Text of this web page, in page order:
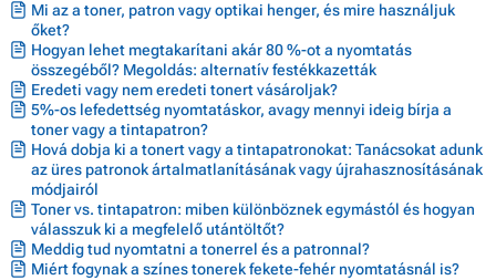
Mi az a toner, patron vagy optikai henger, és mire használjuk
őket?
Hogyan lehet megtakarítani akár 80 %-ot a nyomtatás
összegéből? Megoldás: alternatív festékkazetták
Eredeti vagy nem eredeti tonert vásároljak?
5%-os lefedettség nyomtatáskor, avagy mennyi ideig bírja a
toner vagy a tintapatron?
Hová dobja ki a tonert vagy a tintapatronokat: Tanácsokat adunk
az üres patronok ártalmatlanításának vagy újrahasznosításának
módjairól
Toner vs. tintapatron: miben különböznek egymástól és hogyan
válasszuk ki a megfelelő utántöltőt?
Meddig tud nyomtatni a tonerrel és a patronnal?
Miért fogynak a színes tonerek fekete-fehér nyomtatásnál is?